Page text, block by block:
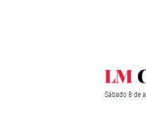
Sábado 8 de